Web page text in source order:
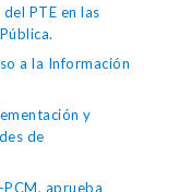
PTE en las
a la Información
y
de
aprueba